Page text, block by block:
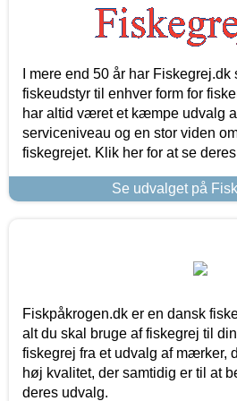
I mere end 50 år har
fiskeudstyr til enhver form for
har altid været et kæmpe udvalg
serviceniveau og en stor viden
fiskegrejet. Klik her for at se
Se udvalget på
Fiskpåkrogen.dk er en dansk
alt du skal bruge af fiskegrej til
fiskegrej fra et udvalg af mærker,
høj kvalitet, der samtidig er til at
deres udvalg.